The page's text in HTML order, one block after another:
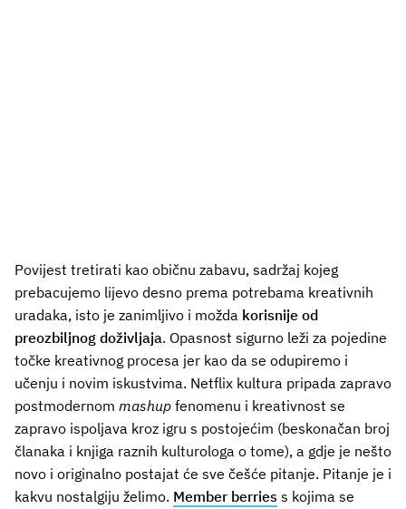
Povijest tretirati kao običnu zabavu, sadržaj kojeg
prebacujemo lijevo desno prema potrebama kreativnih
uradaka, isto je zanimljivo i možda korisnije od
preozbiljnog doživljaja. Opasnost sigurno leži za pojedine
točke kreativnog procesa jer kao da se odupiremo i
učenju i novim iskustvima. Netflix kultura pripada zapravo
postmodernom mashup fenomenu i kreativnost se
zapravo ispoljava kroz igru s postojećim (beskonačan broj
članaka i knjiga raznih kulturologa o tome), a gdje je nešto
novo i originalno postajat će sve češće pitanje. Pitanje je i
kakvu nostalgiju želimo. Member berries s kojima se